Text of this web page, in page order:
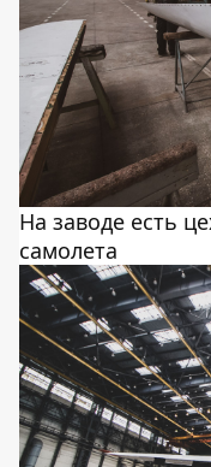
На заводе есть
самолета